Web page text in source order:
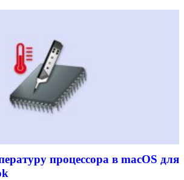
процессора в macOS для